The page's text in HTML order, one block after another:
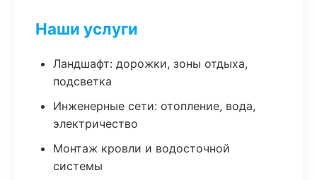
Наши услуги
Ландшафт: дорожки, зоны отдыха,
подсветка
Инженерные сети: отопление, вода,
электричество
Монтаж кровли и водосточной
системы